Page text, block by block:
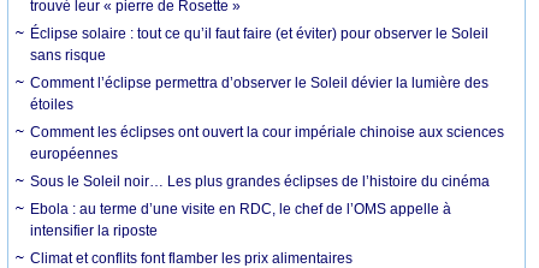
trouvé leur « pierre de Rosette »
Éclipse solaire : tout ce qu’il faut faire (et éviter) pour observer le Soleil
sans risque
Comment l’éclipse permettra d’observer le Soleil dévier la lumière des
étoiles
Comment les éclipses ont ouvert la cour impériale chinoise aux sciences
européennes
Sous le Soleil noir… Les plus grandes éclipses de l’histoire du cinéma
Ebola : au terme d’une visite en RDC, le chef de l’OMS appelle à
intensifier la riposte
Climat et conflits font flamber les prix alimentaires